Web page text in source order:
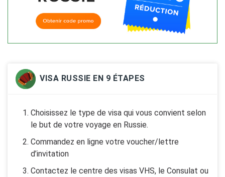
VISA RUSSIE EN 9 ÉTAPES
Choisissez le type de visa qui vous convient selon
le but de votre voyage en Russie.
Commandez en ligne votre voucher/lettre
d’invitation
Contactez le centre des visas VHS, le Consulat ou